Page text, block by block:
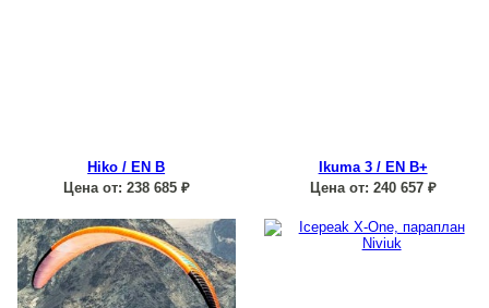
Hiko / EN B
Цена от: 238 685₽
Ikuma 3 / EN B+
Цена от: 240 657₽